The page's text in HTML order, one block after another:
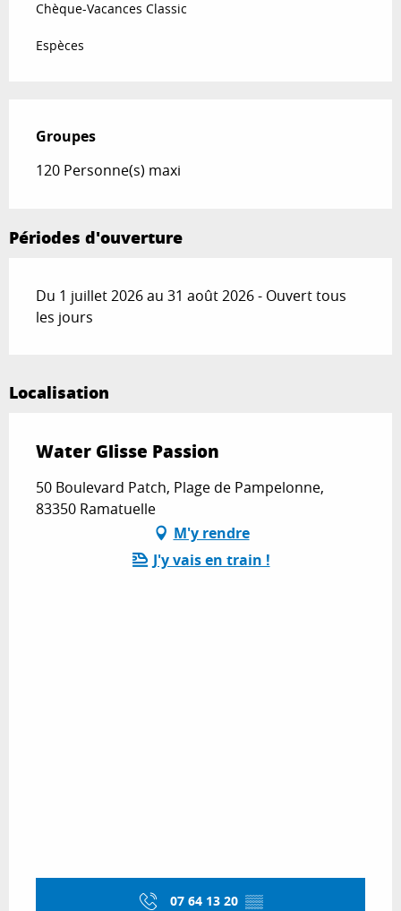
Chèque-Vacances Classic
Espèces
Groupes
Groupes
120 Personne(s) maxi
Périodes d'ouverture
Du 1 juillet 2026 au 31 août 2026 - Ouvert tous
les jours
Localisation
Water Glisse Passion
50 Boulevard Patch, Plage de Pampelonne,
83350 Ramatuelle
M'y rendre
J'y vais en train !
07 64 13 20 ▒▒